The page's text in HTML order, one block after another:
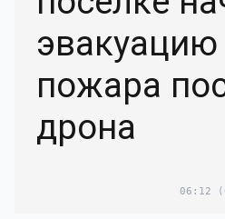
эвакуацию
пожара
дрона
06:12